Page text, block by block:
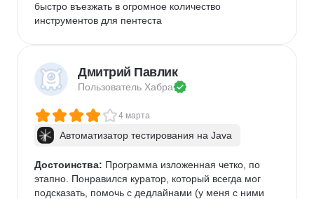
быстро въезжать в огромное количество
инструментов для пентеста
Дмитрий Павлик
Пользователь Хабра
4 марта
Автоматизатор тестирования на Java
Достоинства: Программа изложенная четко, по
этапно. Понравился куратор, который всегда мог
подсказать, помочь с дедлайнами (у меня с ними